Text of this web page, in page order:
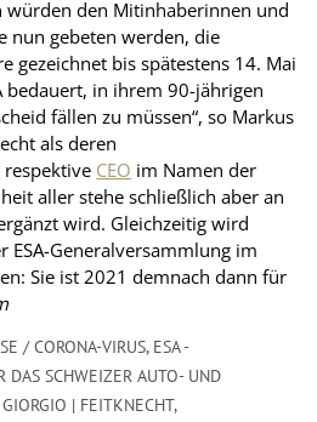
den Mitinhaberinnen und
nun gebeten werden, die
gezeichnet bis spätestens 14. Mai
bedauert, in ihrem 90-jährigen
fällen zu müssen“, so Markus
als deren
respektive CEO im Namen der
aller stehe schließlich aber an
wird. Gleichzeitig wird
ESA-Generalversammlung im
Sie ist 2021 demnach dann für
/ CORONA-VIRUS, ESA -
DAS SCHWEIZER AUTO- UND
GIORGIO | FEITKNECHT,